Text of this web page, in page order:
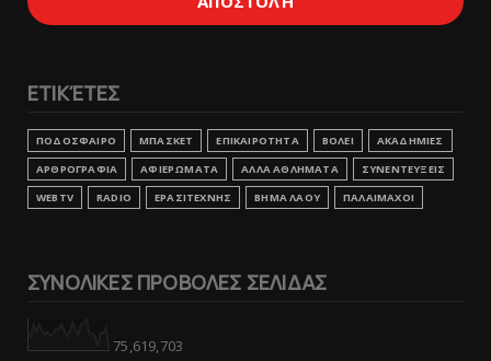
ΕΤΙΚΈΤΕΣ
ΠΟΔΟΣΦΑΙΡΟ ΜΠΑΣΚΕΤ ΕΠΙΚΑΙΡΟΤΗΤΑ ΒΟΛΕΙ
ΑΚΑΔΗΜΙΕΣ
ΑΡΘΡΟΓΡΑΦΙΑ
ΑΦΙΕΡΩΜΑΤΑ ΑΛΛΑ ΑΘΛΗΜΑΤΑ
ΣΥΝΕΝΤΕΥΞΕΙΣ
WEBTV
RADIO ΕΡΑΣΙΤΕΧΝΗΣ ΒΗΜΑ ΛΑΟΥ ΠΑΛΑΙΜΑΧΟΙ
ΣΥΝΟΛΙΚΕΣ ΠΡΟΒΟΛΕΣ ΣΕΛΙΔΑΣ
75,619,703